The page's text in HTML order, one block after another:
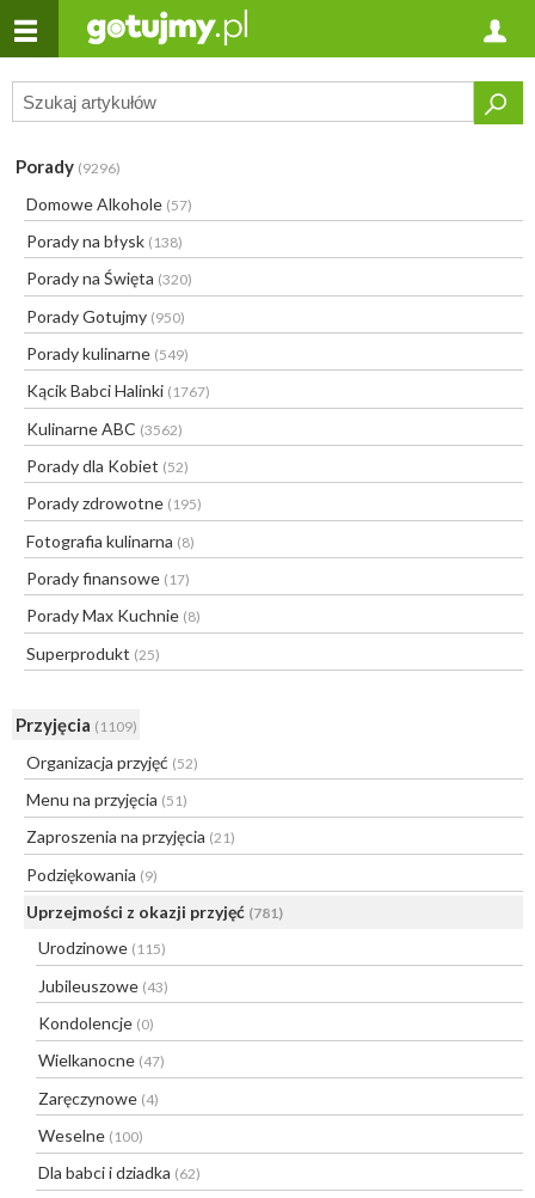
Porady (9296)
Domowe Alkohole (57)
Porady na błysk (138)
Porady na Święta (320)
Porady Gotujmy (950)
Porady kulinarne (549)
Kącik Babci Halinki (1767)
Kulinarne ABC (3562)
Porady dla Kobiet (52)
Porady zdrowotne (195)
Fotografia kulinarna (8)
Porady finansowe (17)
Porady Max Kuchnie (8)
Superprodukt (25)
Przyjęcia (1109)
Organizacja przyjęć (52)
Menu na przyjęcia (51)
Zaproszenia na przyjęcia (21)
Podziękowania (9)
Uprzejmości z okazji przyjęć (781)
Urodzinowe (115)
Jubileuszowe (43)
Kondolencje (0)
Wielkanocne (47)
Zaręczynowe (4)
Weselne (100)
Dla babci i dziadka (62)